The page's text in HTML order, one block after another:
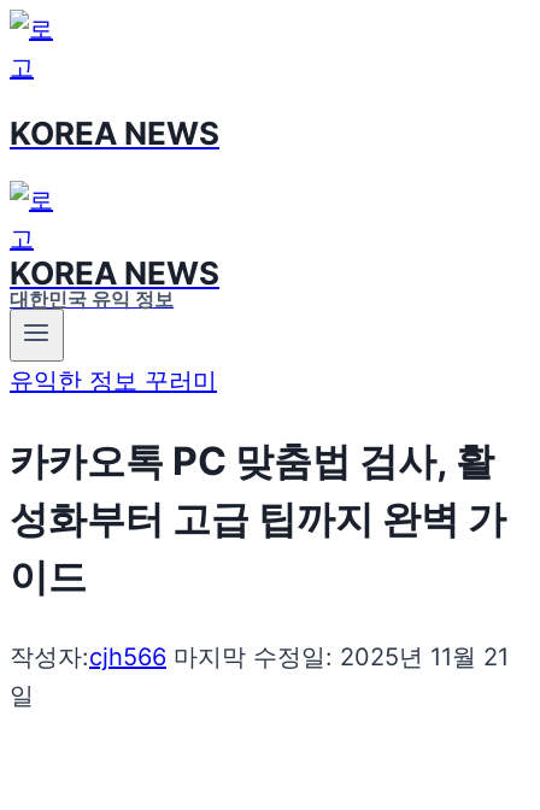
Skip
to
KOREA NEWS
KOREA NEWS
대한민국 유익 정보
유익한 정보 꾸러미
카카오톡 PC 맞춤법 검사, 활
성화부터 고급 팁까지 완벽 가
이드
작성자:cjh566 마지막 수정일: 2025년 11월 21
일